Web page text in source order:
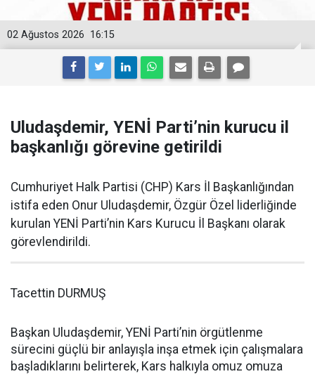
16:15
02 Ağustos 2026
Uludaşdemir, YENİ Parti’nin kurucu il
başkanlığı görevine getirildi
Cumhuriyet Halk Partisi (CHP) Kars İl Başkanlığından
istifa eden Onur Uludaşdemir, Özgür Özel liderliğinde
kurulan YENİ Parti’nin Kars Kurucu İl Başkanı olarak
görevlendirildi.
Tacettin DURMUŞ
Başkan Uludaşdemir, YENİ Parti’nin örgütlenme
sürecini güçlü bir anlayışla inşa etmek için çalışmalara
başladıklarını belirterek, Kars halkıyla omuz omuza